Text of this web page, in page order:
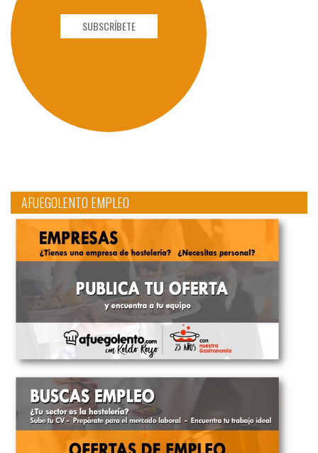
SUBSCRÍBETE
AFUEGOLENTO EMPLEO